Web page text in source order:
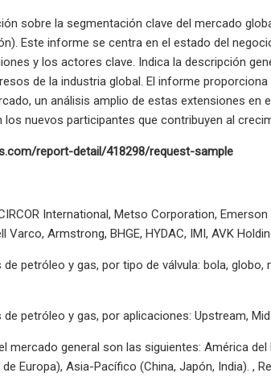
sobre la segmentación clave del mercado
Este informe se centra en el estado del
y los actores clave. Indica la descripción
de la industria global. El informe
un análisis amplio de estas extensiones en
nuevos participantes que contribuyen al
report-detail/418298/request-sample
International, Metso Corporation,
Armstrong, BHGE, HYDAC, IMI, AVK
petróleo y gas, por tipo de válvula: bola,
petróleo y gas, por aplicaciones: Upstream,
general son las siguientes: América del
Europa), Asia-Pacífico (China, Japón, India). ,